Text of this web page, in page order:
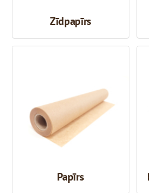
Zīdpapīrs
Papīrs